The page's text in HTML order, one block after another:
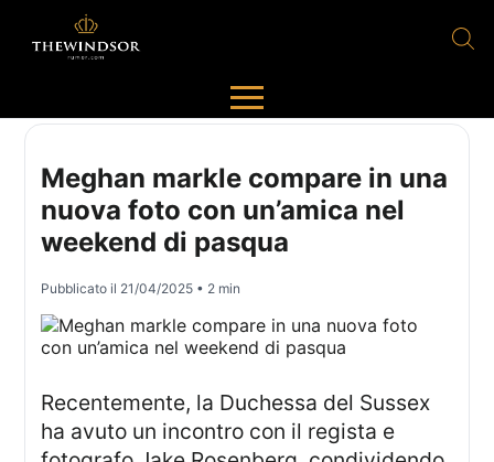
Meghan markle compare in una
nuova foto con un’amica nel
weekend di pasqua
Pubblicato il 21/04/2025 • 2 min
Recentemente, la Duchessa del Sussex
ha avuto un incontro con il regista e